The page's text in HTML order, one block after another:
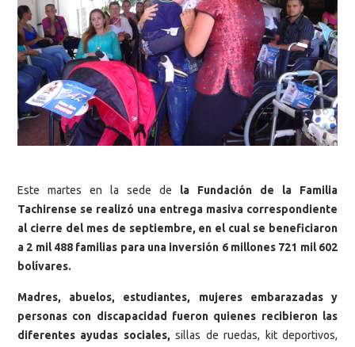
Este martes en la sede de la Fundación de la Familia
Tachirense se realizó una entrega masiva correspondiente
al cierre del mes de septiembre, en el cual se beneficiaron
a 2 mil 488 familias para una inversión 6 millones 721 mil 602
bolívares.
Madres, abuelos, estudiantes, mujeres embarazadas y
personas con discapacidad fueron quienes recibieron las
diferentes ayudas sociales, sillas de ruedas, kit deportivos,